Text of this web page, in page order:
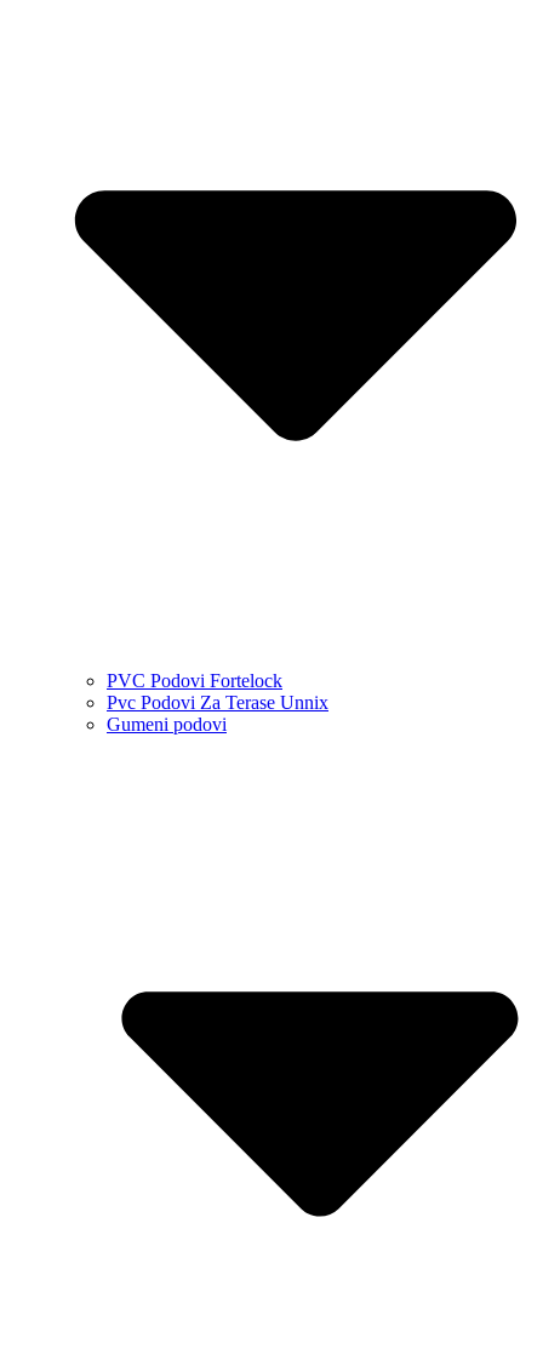
PVC Podovi Fortelock
Pvc Podovi Za Terase Unnix
Gumeni podovi